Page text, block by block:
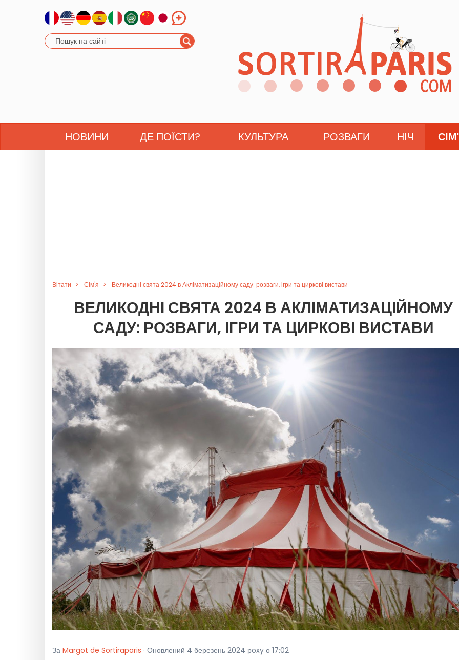
НОВИНИ ДЕ ПОЇСТИ? КУЛЬТУРА РОЗВАГИ НІЧ
Вітати Сім'я Великодні свята 2024 в Акліматизаційному саду: розваги, ігри та циркові вистави
ВЕЛИКОДНІ СВЯТА 2024 В АКЛІМАТИЗАЦІЙНОМУ
САДУ: РОЗВАГИ, ІГРИ ТА ЦИРКОВІ ВИСТАВИ
За Margot de Sortiraparis · Оновлений 4 березень 2024 рoxy о 17:02